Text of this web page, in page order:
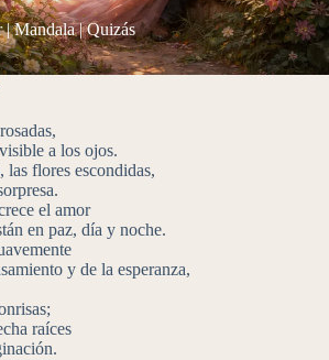
| Mandala | Quizás
a los ojos.
flores escondidas,
el amor
en paz, día y noche.
y de la esperanza,
raíces